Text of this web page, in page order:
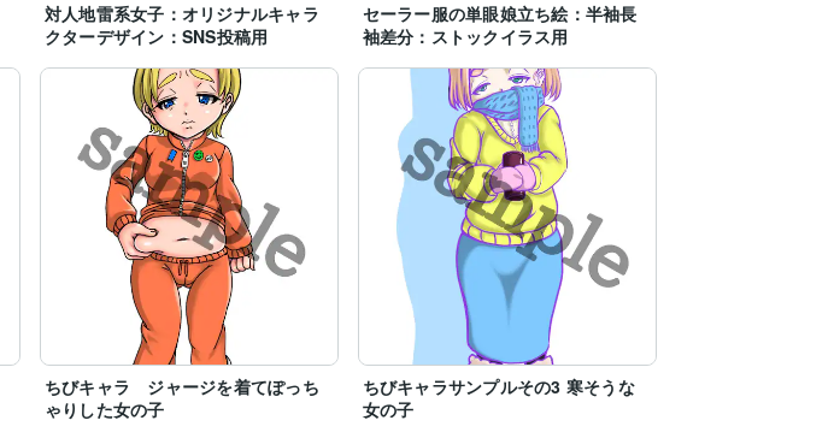
対人地雷系女子：オリジナルキャラ
クターデザイン：SNS投稿用
セーラー服の単眼娘立ち絵：半袖長
袖差分：ストックイラス用
ちびキャラ ジャージを着てぽっち
ゃりした女の子
ちびキャラサンプルその3 寒そうな
女の子